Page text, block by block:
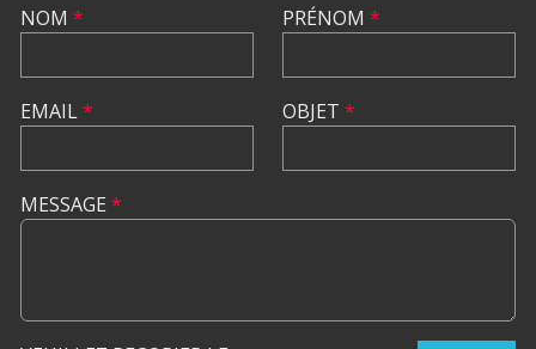
NOM *
EMAIL*
PRÉNOM *
OBJET *
MESSAGE *